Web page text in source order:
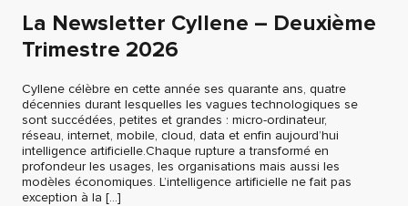
La Newsletter Cyllene – Deuxième
Trimestre 2026
Cyllene célèbre en cette année ses quarante ans, quatre
décennies durant lesquelles les vagues technologiques se
sont succédées, petites et grandes : micro-ordinateur,
réseau, internet, mobile, cloud, data et enfin aujourd’hui
intelligence artificielle.Chaque rupture a transformé en
profondeur les usages, les organisations mais aussi les
modèles économiques. L’intelligence artificielle ne fait pas
exception à la […]